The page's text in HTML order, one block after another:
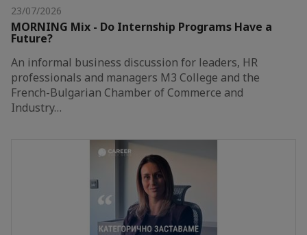
23/07/2026
MORNING Mix - Do Internship Programs Have a
Future?
An informal business discussion for leaders, HR
professionals and managers M3 College and the
French-Bulgarian Chamber of Commerce and
Industry…